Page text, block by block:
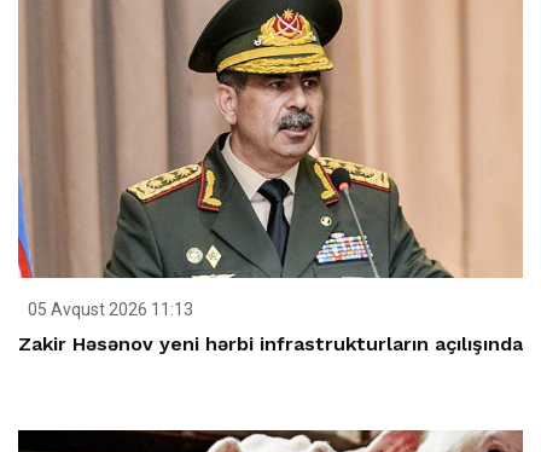
05 Avqust 2026 11:13
Zakir Həsənov yeni hərbi infrastrukturların açılışında